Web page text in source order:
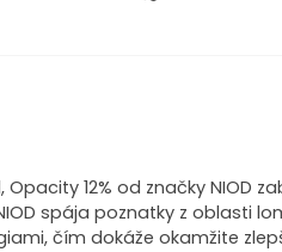
12% od značky NIOD
spája poznatky z oblasti
čím dokáže okamžite